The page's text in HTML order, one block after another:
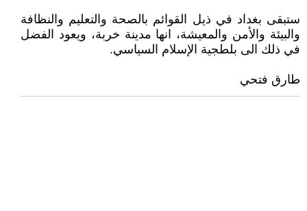
ستبقى بغداد في ذيل القوائم بالصحة والتعليم والنظافة
والبيئة والأمن والمعيشة، انها مدينة خربة، ويعود الفضل
في ذلك الى بلطجية الإسلام السياسي.
طارق فتحي